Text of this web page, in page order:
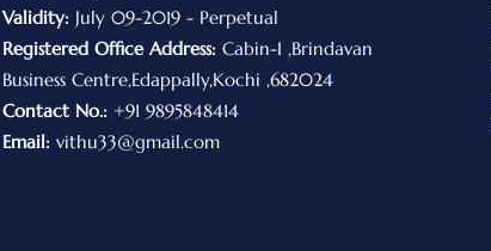
Validity:July 09-2019 - Perpetual
Registered Office Address:Cabin-I ,Brindavan
Business Centre,Edappally,Kochi ,682024
Contact No.:+91 9895848414
Email:vithu33@gmail.com